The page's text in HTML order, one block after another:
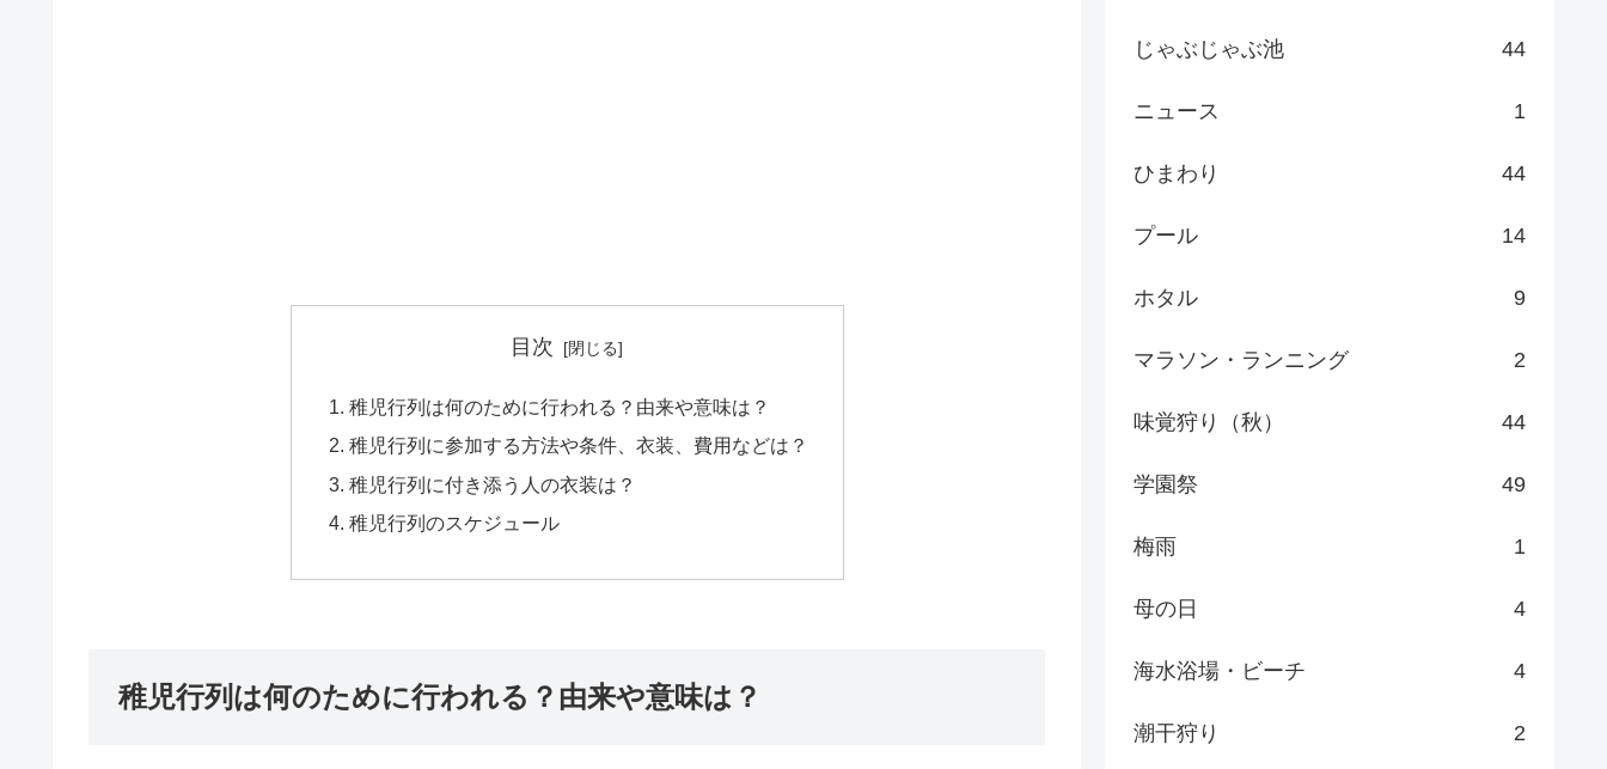
目次
稚児行列は何のために行われる？由来や意味は？
稚児行列に参加する方法や条件、衣装、費用などは？
稚児行列に付き添う人の衣装は？
稚児行列のスケジュール
稚児行列は何のために行われる？由来や意味は？
じゃぶじゃぶ池 44
ニュース 1
ひまわり 44
プール 14
ホタル 9
マラソン・ランニング 2
味覚狩り（秋） 44
学園祭 49
梅雨 1
母の日 4
海水浴場・ビーチ 4
潮干狩り 2